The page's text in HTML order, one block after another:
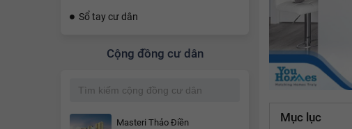
Sổ tay cư dân
Cộng đồng cư dân
Masteri Thảo Điền Mục lục